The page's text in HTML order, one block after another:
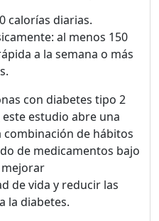
calorías diarias.
al menos 150
a la semana o más
con diabetes tipo 2
estudio abre una
combinación de hábitos
de medicamentos bajo
de vida y reducir las
la diabetes.